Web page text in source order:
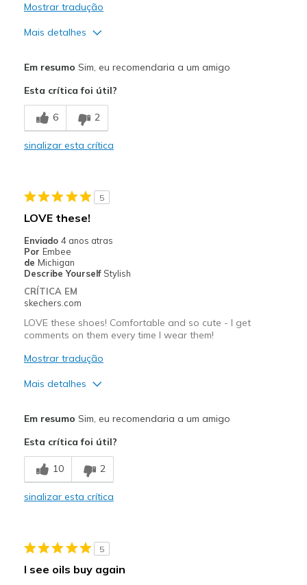
Mostrar tradução
Mais detalhes
Melhores utilizações
Casual Wear
Going Out
Travel
Width
Sizing
View On Shoes
I'm Into Shoes
Em resumo Sim, eu recomendaria a um amigo
Esta crítica foi útil?
6 2
sinalizar esta crítica
5
LOVE these!
Enviado 4 anos atras
Por Embee
de Michigan
Describe Yourself Stylish
CRÍTICA EM
skechers.com
LOVE these shoes! Comfortable and so cute - I get
comments on them every time I wear them!
Mostrar tradução
Mais detalhes
Breathe Well
Comfortable
Em resumo Sim, eu recomendaria a um amigo
Esta crítica foi útil?
10 2
sinalizar esta crítica
5
I see oils buy again